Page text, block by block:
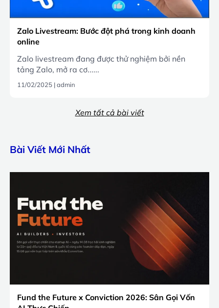
Zalo Livestream: Bước đột phá trong kinh doanh
online
Zalo livestream đang được thử nghiệm bởi nền
tảng Zalo, mở ra cơ......
11/02/2025 |admin
Xem tất cả bài viết
Bài Viết Mới Nhất
Fund the Future x Conviction 2026: Sân Gọi Vốn